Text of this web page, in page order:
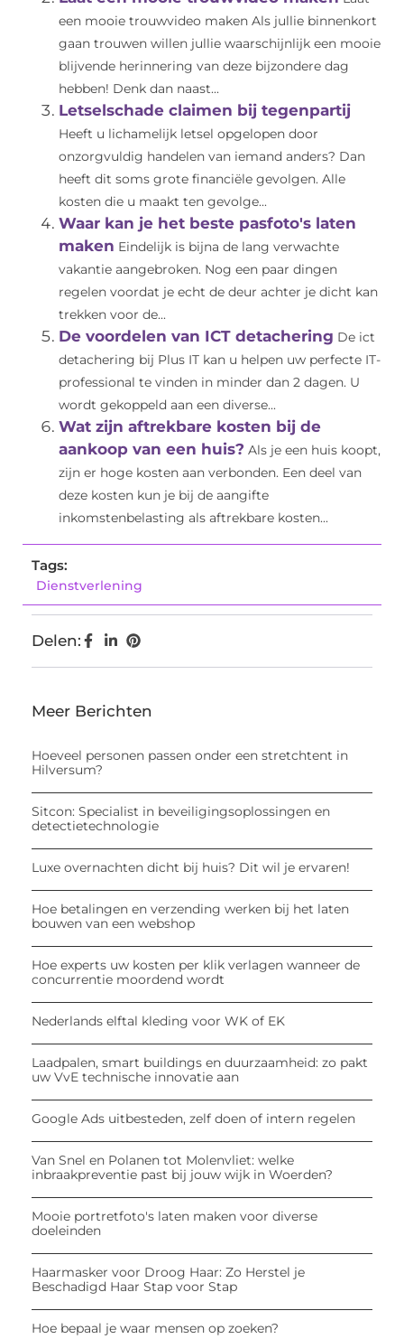
een mooie trouwvideo maken Als jullie binnenkort
gaan trouwen willen jullie waarschijnlijk een mooie
blijvende herinnering van deze bijzondere dag
hebben! Denk dan naast...
Letselschade claimen bij tegenpartij
Heeft u lichamelijk letsel opgelopen door
onzorgvuldig handelen van iemand anders? Dan
heeft dit soms grote financiële gevolgen. Alle
kosten die u maakt ten gevolge...
Waar kan je het beste pasfoto's laten
maken Eindelijk is bijna de lang verwachte
vakantie aangebroken. Nog een paar dingen
regelen voordat je echt de deur achter je dicht kan
trekken voor de...
De voordelen van ICT detachering De ict
detachering bij Plus IT kan u helpen uw perfecte IT-
professional te vinden in minder dan 2 dagen. U
wordt gekoppeld aan een diverse...
Wat zijn aftrekbare kosten bij de
aankoop van een huis? Als je een huis koopt,
zijn er hoge kosten aan verbonden. Een deel van
deze kosten kun je bij de aangifte
inkomstenbelasting als aftrekbare kosten...
Tags:
Dienstverlening
Delen:
Meer Berichten
Hoeveel personen passen onder een stretchtent in
Hilversum?
Sitcon: Specialist in beveiligingsoplossingen en
detectietechnologie
Luxe overnachten dicht bij huis? Dit wil je ervaren!
Hoe betalingen en verzending werken bij het laten
bouwen van een webshop
Hoe experts uw kosten per klik verlagen wanneer de
concurrentie moordend wordt
Nederlands elftal kleding voor WK of EK
Laadpalen, smart buildings en duurzaamheid: zo pakt
uw VvE technische innovatie aan
Google Ads uitbesteden, zelf doen of intern regelen
Van Snel en Polanen tot Molenvliet: welke
inbraakpreventie past bij jouw wijk in Woerden?
Mooie portretfoto's laten maken voor diverse
doeleinden
Haarmasker voor Droog Haar: Zo Herstel je
Beschadigd Haar Stap voor Stap
Hoe bepaal je waar mensen op zoeken?